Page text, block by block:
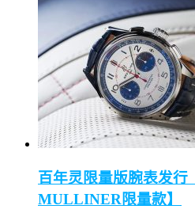
百年灵限量版腕表发行
MULLINER限量款】